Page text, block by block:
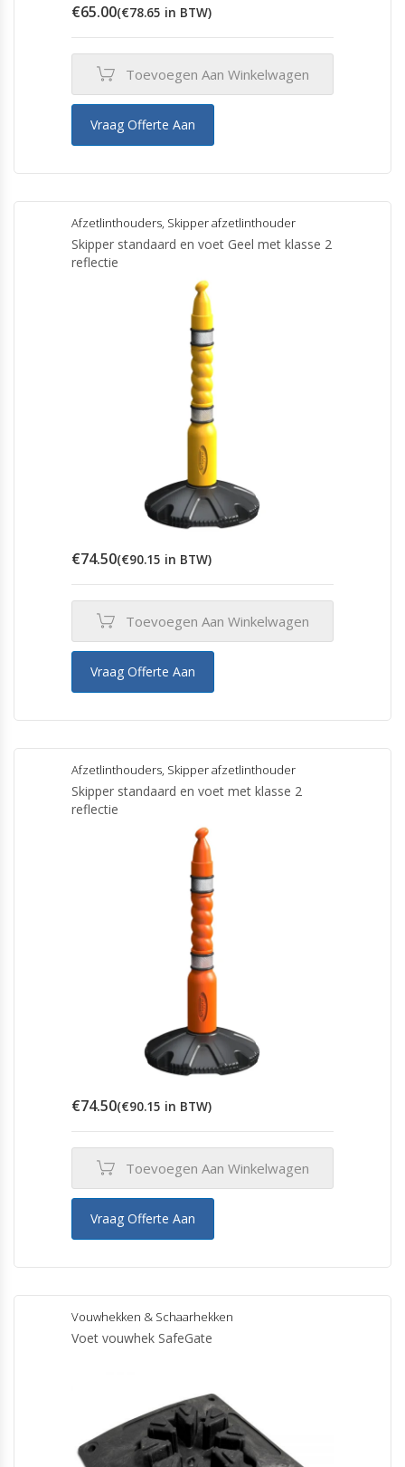
€65.00(€78.65 in BTW)
Toevoegen Aan Winkelwagen
Vraag Offerte Aan
Afzetlinthouders, Skipper afzetlinthouder
Skipper standaard en voet Geel met klasse 2
reflectie
€74.50(€90.15 in BTW)
Toevoegen Aan Winkelwagen
Vraag Offerte Aan
Afzetlinthouders, Skipper afzetlinthouder
Skipper standaard en voet met klasse 2
reflectie
€74.50(€90.15 in BTW)
Toevoegen Aan Winkelwagen
Vraag Offerte Aan
Vouwhekken & Schaarhekken
Voet vouwhek SafeGate